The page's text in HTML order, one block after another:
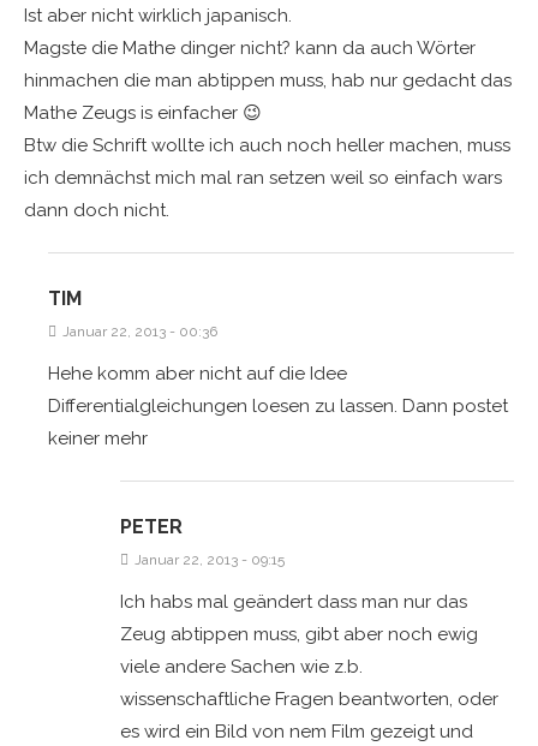
Ist aber nicht wirklich japanisch.
Magste die Mathe dinger nicht? kann da auch Wörter
hinmachen die man abtippen muss, hab nur gedacht das
Mathe Zeugs is einfacher 😉
Btw die Schrift wollte ich auch noch heller machen, muss
ich demnächst mich mal ran setzen weil so einfach wars
dann doch nicht.
TIM
Januar 22, 2013 - 00:36
Hehe komm aber nicht auf die Idee
Differentialgleichungen loesen zu lassen. Dann postet
keiner mehr
PETER
Januar 22, 2013 - 09:15
Ich habs mal geändert dass man nur das
Zeug abtippen muss, gibt aber noch ewig
viele andere Sachen wie z.b.
wissenschaftliche Fragen beantworten, oder
es wird ein Bild von nem Film gezeigt und